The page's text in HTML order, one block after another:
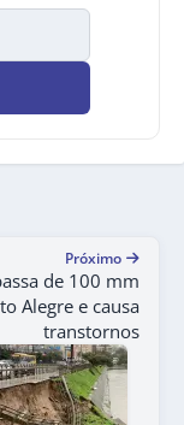
Próximo
de 100 mm
Alegre e causa
transtornos